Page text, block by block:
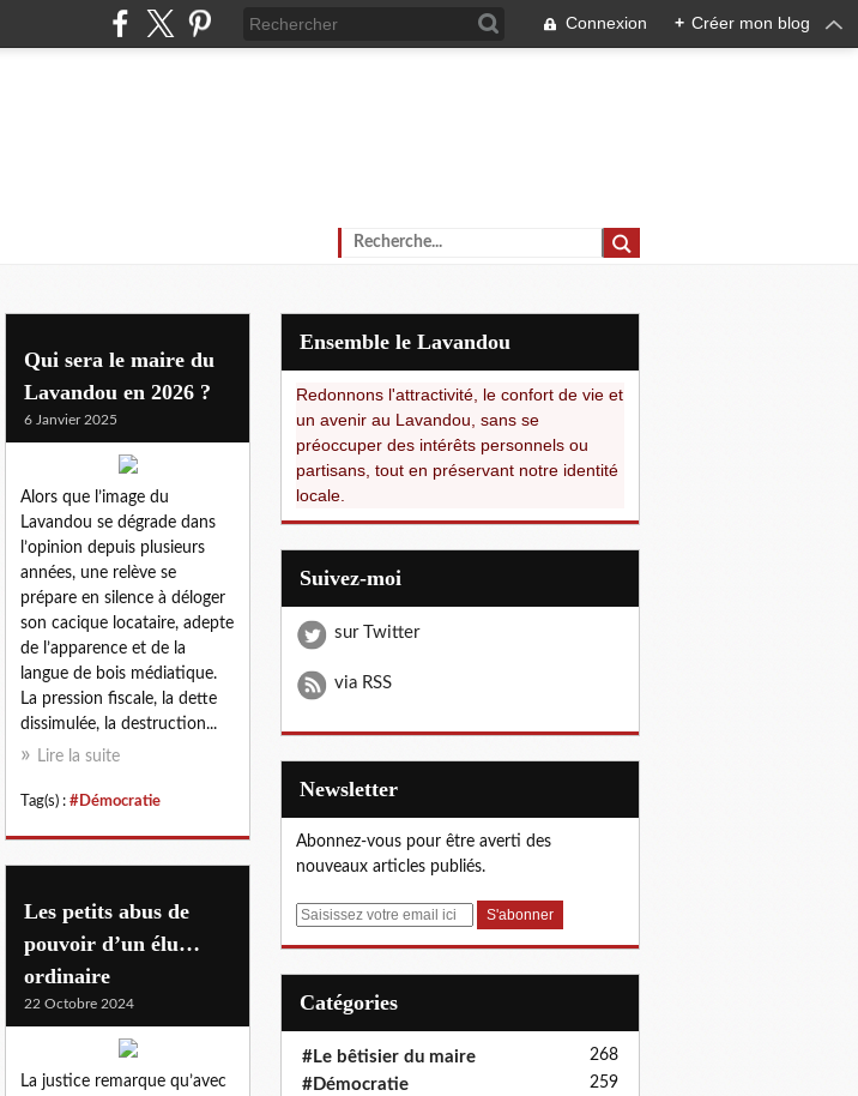
Connexion + Créer mon blog
Qui sera le maire du
Lavandou en 2026 ?
6 Janvier 2025
Alors que l’image du
Lavandou se dégrade dans
l’opinion depuis plusieurs
années, une relève se
prépare en silence à déloger
son cacique locataire, adepte
de l’apparence et de la
langue de bois médiatique.
La pression fiscale, la dette
dissimulée, la destruction...
Lire la suite
Tag(s) : #Démocratie
Les petits abus de
pouvoir d’un élu…
ordinaire
22 Octobre 2024
La justice remarque qu’avec
Ensemble le Lavandou
Redonnons l'attractivité, le confort de vie et
un avenir au Lavandou, sans se
préoccuper des intérêts personnels ou
partisans, tout en préservant notre identité
locale.
Suivez-moi
sur Twitter
via RSS
Newsletter
Abonnez-vous pour être averti des
nouveaux articles publiés.
E
Catégories
#Le bêtisier du maire 268
#Démocratie 259